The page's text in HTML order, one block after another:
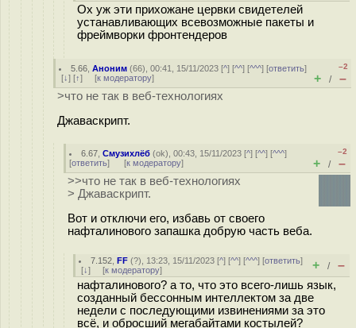
Ох уж эти прихожане цервки свидетелей
устанавливающих всевозможные пакеты и
фреймворки фронтендеров
5.66 ,Аноним (66), 00:41, 15/11/2023 [^] [^^] [^^^] [ответить]
[↓] [↑] [к модератору]
–2
+ / –
>что не так в веб-технологиях
Джаваскрипт.
6.67 ,Смузихлёб (ok), 00:43, 15/11/2023 [^] [^^] [^^^]
[ответить] [к модератору]
–2
+ / –
>>что не так в веб-технологиях
> Джаваскрипт.
Вот и отключи его, избавь от своего
нафталинового запашка добрую часть веба.
7.152 ,FF (?), 13:23, 15/11/2023 [^] [^^] [^^^] [ответить]
[↓] [к модератору] + / –
нафталинового? а то, что это всего-лишь язык,
созданный бессонным интеллектом за две
недели с последующими извинениями за это
всё, и обросший мегабайтами костылей?